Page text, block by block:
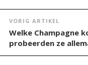
VORIG ARTIKEL
Welke Champagne
probeerden ze